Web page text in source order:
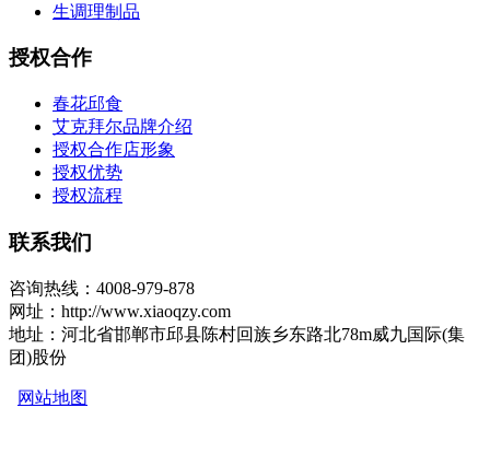
生调理制品
授权合作
春花邱食
艾克拜尔品牌介绍
授权合作店形象
授权优势
授权流程
联系我们
咨询热线：4008-979-878
网址：http://www.xiaoqzy.com
地址：河北省邯郸市邱县陈村回族乡东路北78m威九国际(集
团)股份
网站地图